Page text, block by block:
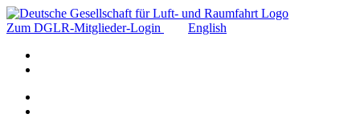
Zum DGLR-Mitglieder-Login English